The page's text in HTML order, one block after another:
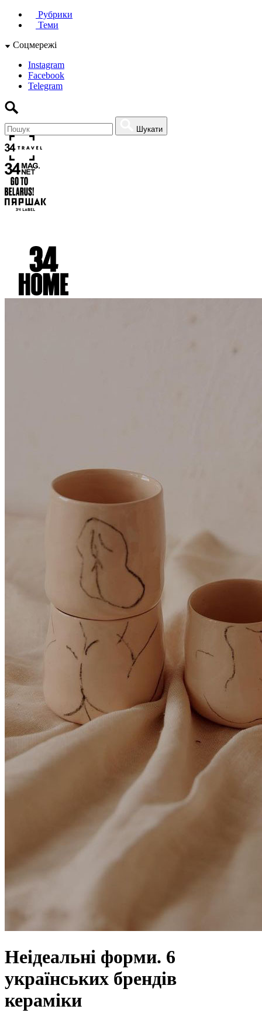
Рубрики
Теми
Соцмережі
Instagram
Facebook
Telegram
Шукати
Неідеальні форми. 6
українських брендів
кераміки